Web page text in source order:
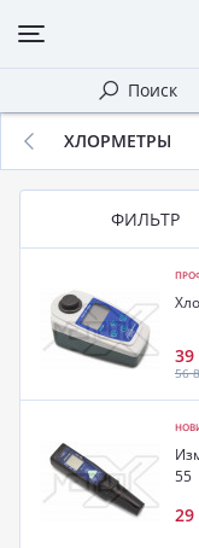
Поиск
ХЛОРМЕТРЫ
ФИЛЬТР
39
56
55
29